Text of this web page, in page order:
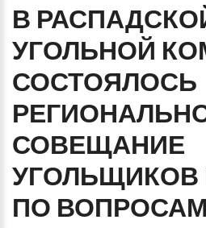
В
УГОЛЬНОЙ
СОСТОЯЛОСЬ
СОВЕЩАНИЕ
УГОЛЬЩИКОВ
ПО ВОПРОСАМ